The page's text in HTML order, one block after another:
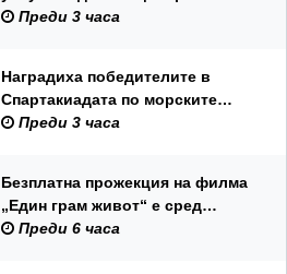
възрастни хора и лица с трайни
Преди 3 часа
Наградиха победителите в
Спартакиадата по морските
спортове на Военноморските
Преди 3 часа
Безплатна прожекция на филма
„Един грам живот“ е сред
събитията за Международния
Преди 6 часа